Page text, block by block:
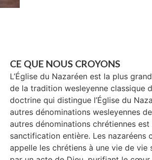
CE QUE NOUS CROYONS
L’Église du Nazaréen est la plus
de la tradition wesleyenne classique
doctrine qui distingue l’Église du
autres dénominations wesleyennes
autres dénominations chrétiennes est
sanctification entière. Les nazaréens
appelle les chrétiens à une vie de vie